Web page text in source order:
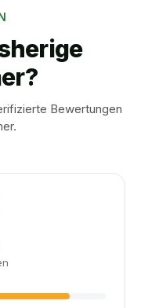
Bewertungen